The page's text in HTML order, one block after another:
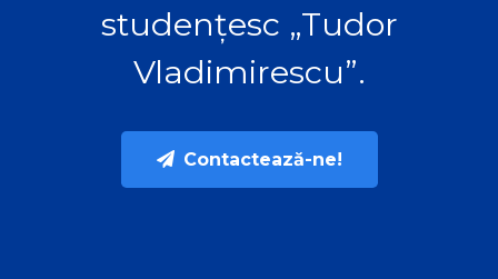
studențesc „Tudor
Vladimirescu”.
Contactează-ne!